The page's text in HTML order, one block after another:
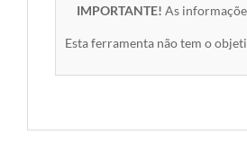
IMPORTANTE! As
Esta ferramenta não tem o